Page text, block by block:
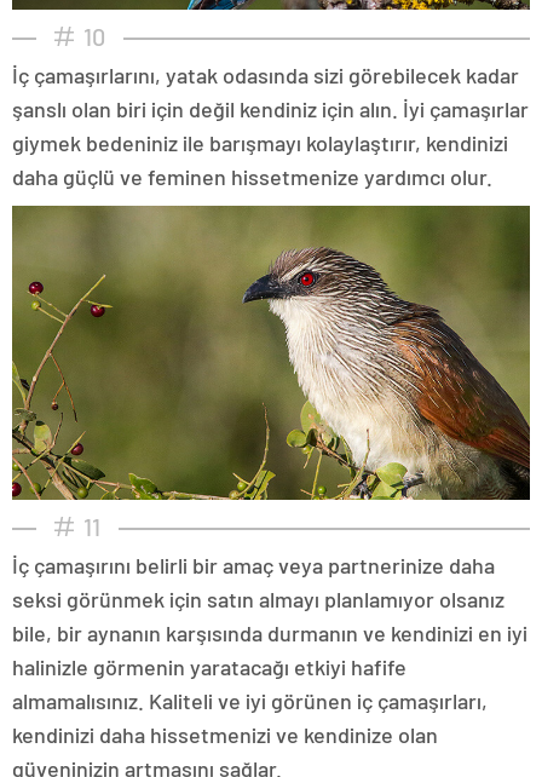
10
İç çamaşırlarını, yatak odasında sizi görebilecek kadar
şanslı olan biri için değil kendiniz için alın. İyi çamaşırlar
giymek bedeniniz ile barışmayı kolaylaştırır, kendinizi
daha güçlü ve feminen hissetmenize yardımcı olur.
11
İç çamaşırını belirli bir amaç veya partnerinize daha
seksi görünmek için satın almayı planlamıyor olsanız
bile, bir aynanın karşısında durmanın ve kendinizi en iyi
halinizle görmenin yaratacağı etkiyi hafife
almamalısınız. Kaliteli ve iyi görünen iç çamaşırları,
kendinizi daha hissetmenizi ve kendinize olan
güveninizin artmasını sağlar.